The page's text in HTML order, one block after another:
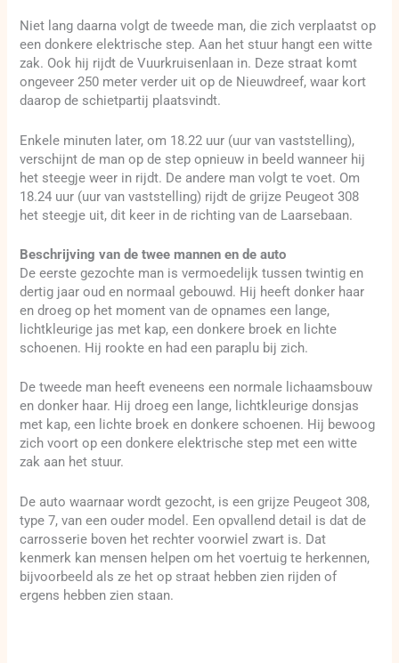
Niet lang daarna volgt de tweede man, die zich verplaatst op
een donkere elektrische step. Aan het stuur hangt een witte
zak. Ook hij rijdt de Vuurkruisenlaan in. Deze straat komt
ongeveer 250 meter verder uit op de Nieuwdreef, waar kort
daarop de schietpartij plaatsvindt.
Enkele minuten later, om 18.22 uur (uur van vaststelling),
verschijnt de man op de step opnieuw in beeld wanneer hij
het steegje weer in rijdt. De andere man volgt te voet. Om
18.24 uur (uur van vaststelling) rijdt de grijze Peugeot 308
het steegje uit, dit keer in de richting van de Laarsebaan.
Beschrijving van de twee mannen en de auto
De eerste gezochte man is vermoedelijk tussen twintig en
dertig jaar oud en normaal gebouwd. Hij heeft donker haar
en droeg op het moment van de opnames een lange,
lichtkleurige jas met kap, een donkere broek en lichte
schoenen. Hij rookte en had een paraplu bij zich.
De tweede man heeft eveneens een normale lichaamsbouw
en donker haar. Hij droeg een lange, lichtkleurige donsjas
met kap, een lichte broek en donkere schoenen. Hij bewoog
zich voort op een donkere elektrische step met een witte
zak aan het stuur.
De auto waarnaar wordt gezocht, is een grijze Peugeot 308,
type 7, van een ouder model. Een opvallend detail is dat de
carrosserie boven het rechter voorwiel zwart is. Dat
kenmerk kan mensen helpen om het voertuig te herkennen,
bijvoorbeeld als ze het op straat hebben zien rijden of
ergens hebben zien staan.